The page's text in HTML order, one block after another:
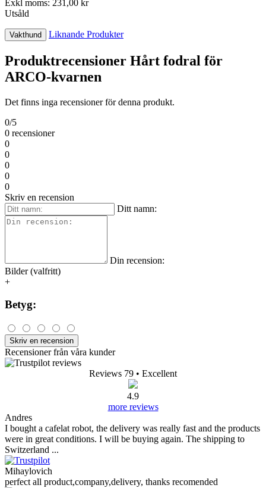
Exkl moms: 231,00 kr
Utsåld
Vakthund Liknande Produkter
Produktrecensioner Hårt fodral för
ARCO-kvarnen
Det finns inga recensioner för denna produkt.
0/5
0 recensioner
0
0
0
0
0
Skriv en recension
Ditt namn:
Din recension:
Bilder (valfritt)
+
Betyg:
Skriv en recension
Recensioner från våra kunder
Reviews 79 • Excellent
4.9
more reviews
Andres
I bought a cafelat robot, the delivery was really fast and the products
were in great conditions. I will be buying again. The shipping to
Switzerland ...
Mihaylovich
perfect all product,company,delivery, thanks recomended